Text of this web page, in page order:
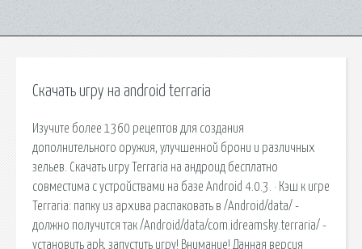
Скачать игру на android terraria
Изучите более 1360 рецептов для создания
дополнительного оружия, улучшенной брони и различных
зельев. Скачать игру Terraria на андроид бесплатно
совместима с устройствами на базе Android 4.0.3. · Кэш к игре
Terraria: папку из архива распаковать в /Android/data/ -
должно получится так /Android/data/com.idreamsky.terraria/ -
установить apk, запустить игру! Внимание! Данная версия